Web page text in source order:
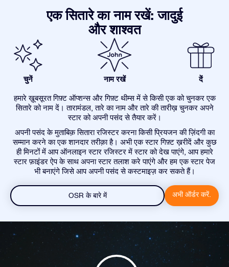
एक सितारे का नाम रखें: जादुई
और शाश्वत
चुनें नाम रखें दें
हमारे ख़ूबसूरत गिफ़्ट ऑप्शन्स और गिफ़्ट थीम्स में से किसी एक को चुनकर एक
सितारे को नाम दें। तारामंडल, तारे का नाम और तारे की तारीख़ चुनकर अपने
स्टार को अपनी पसंद से तैयार करें।
अपनी पसंद के मुताबिक़ सितारा रजिस्टर करना किसी प्रियजन की ज़िंदगी का
सम्मान करने का एक शानदार तरीक़ा है। अभी एक स्टार गिफ़्ट ख़रीदें और कुछ
ही मिनटों में आप ऑनलाइन स्टार रजिस्टर में स्टार को देख पाएंगे, आप हमारे
स्टार फ़ाइंडर ऐप के साथ अपना स्टार तलाश करे पाएंगे और हम एक स्टार पेज
भी बनाएंगे जिसे आप अपनी पसंद से कस्टमाइज़ कर सकते हैं।
OSR के बारे में अभी ऑर्डर करें.